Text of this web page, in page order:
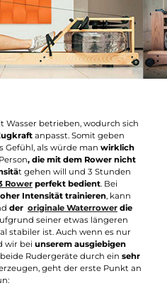
mit Wasser betrieben, wodurch
Zugkraftanpasst. Somit geben
Gefühl, als würde manwirklich
Person, die mit dem Rower nicht
t gehen will und 3 Stunden
VR3 Rowerperfekt bedient
hoher Intensität trainieren, kann
undderoriginale Waterrower
aufgrund seiner etwas längeren